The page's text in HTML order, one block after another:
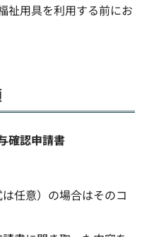
祉用具を利用する前にお
確認申請書
任意）の場合はそのコ